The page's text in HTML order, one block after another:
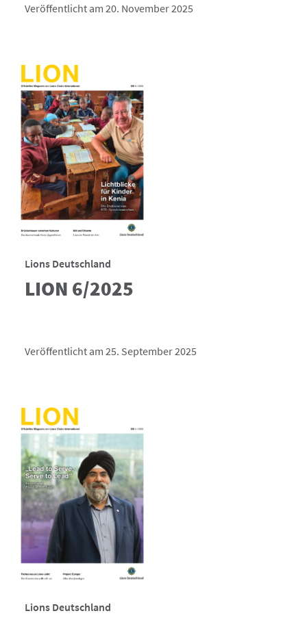
Veröffentlicht am 20. November 2025
Lions Deutschland
LION 6/2025
Veröffentlicht am 25. September 2025
Lions Deutschland